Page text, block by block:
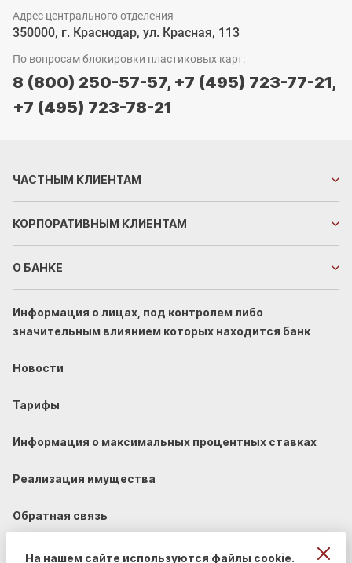
Адрес центрального отделения
350000, г. Краснодар, ул. Красная, 113
По вопросам блокировки пластиковых карт:
8 (800) 250-57-57, +7 (495) 723-77-21,
+7 (495) 723-78-21
ЧАСТНЫМ КЛИЕНТАМ
КОРПОРАТИВНЫМ КЛИЕНТАМ
О БАНКЕ
Информация о лицах, под контролем либо
значительным влиянием которых находится банк
Новости
Тарифы
Информация о максимальных процентных ставках
Реализация имущества
Обратная связь
На нашем сайте используются файлы cookie.